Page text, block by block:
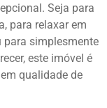
Seja para
para relaxar em
para simplesmente
este imóvel é
qualidade de